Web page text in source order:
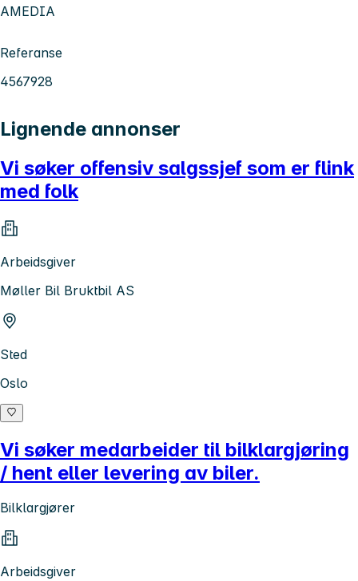
AMEDIA
Referanse
4567928
Lignende annonser
Vi søker offensiv salgssjef som er flink
med folk
Arbeidsgiver
Møller Bil Bruktbil AS
Sted
Oslo
Vi søker medarbeider til bilklargjøring
/ hent eller levering av biler.
Bilklargjører
Arbeidsgiver